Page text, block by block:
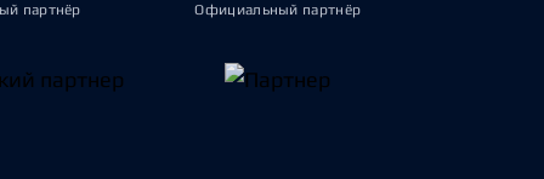
партнёр Официальный партнёр